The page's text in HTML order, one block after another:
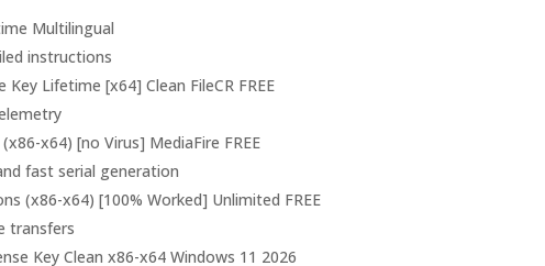
Multilingual
instructions
Lifetime [x64] Clean FileCR FREE
x64) [no Virus] MediaFire FREE
fast serial generation
(x86-x64) [100% Worked] Unlimited FREE
transfers
Key Clean x86-x64 Windows 11 2026